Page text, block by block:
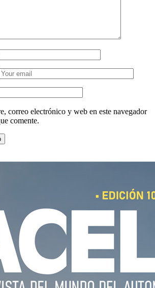
correo electrónico y web en este navegador
comente.